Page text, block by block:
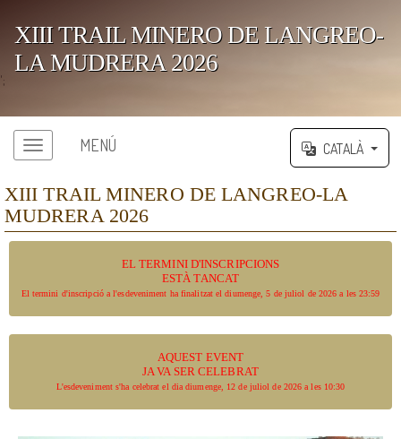
XIII TRAIL MINERO DE LANGREO-
LA MUDRERA 2026
';
MENÚ CATALÀ
XIII TRAIL MINERO DE LANGREO-LA
MUDRERA 2026
EL TERMINI D'INSCRIPCIONS
ESTÀ TANCAT
El termini d'inscripció a l'esdeveniment ha finalitzat el diumenge, 5 de juliol de 2026 a les 23:59
AQUEST EVENT
JA VA SER CELEBRAT
L'esdeveniment s'ha celebrat el dia diumenge, 12 de juliol de 2026 a les 10:30